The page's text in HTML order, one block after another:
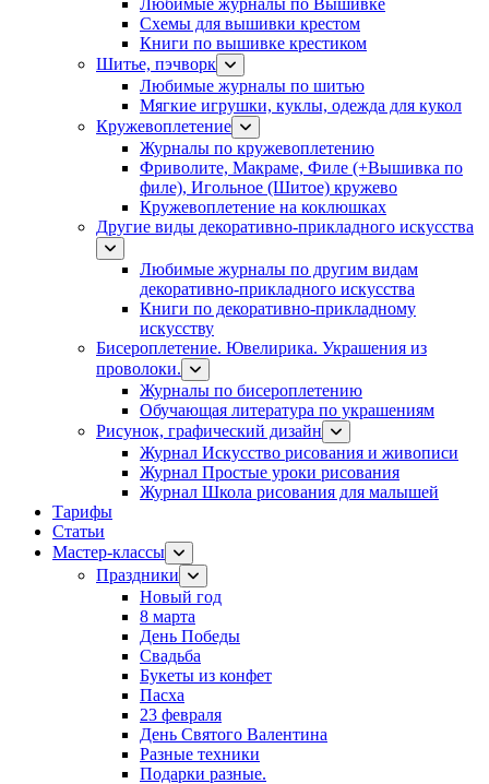
Любимые журналы по Вышивке
Схемы для вышивки крестом
Книги по вышивке крестиком
Шитье, пэчворк
Любимые журналы по шитью
Мягкие игрушки, куклы, одежда для кукол
Кружевоплетение
Журналы по кружевоплетению
Фриволите, Макраме, Филе (+Вышивка по
филе), Игольное (Шитое) кружево
Кружевоплетение на коклюшках
Другие виды декоративно-прикладного искусства
Любимые журналы по другим видам
декоративно-прикладного искусства
Книги по декоративно-прикладному
искусству
Бисероплетение. Ювелирика. Украшения из
проволоки.
Журналы по бисероплетению
Обучающая литература по украшениям
Рисунок, графический дизайн
Журнал Искусство рисования и живописи
Журнал Простые уроки рисования
Журнал Школа рисования для малышей
Тарифы
Статьи
Мастер-классы
Праздники
Новый год
8 марта
День Победы
Свадьба
Букеты из конфет
Пасха
23 февраля
День Святого Валентина
Разные техники
Подарки разные.